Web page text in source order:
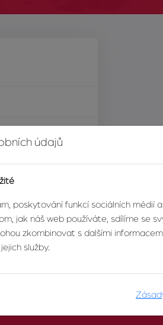
údajů
poskytování funkcí sociálních médií
jak náš web používáte, sdílíme se
zkombinovat s dalšími
služby.